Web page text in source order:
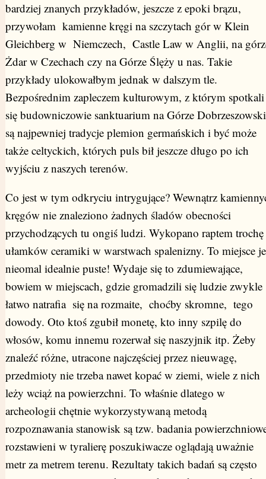
bardziej znanych przykładów, jeszcze z epoki brązu,
przywołam kamienne kręgi na szczytach gór w Klein
Gleichberg w Niemczech, Castle Law w Anglii, na
Żdar w Czechach czy na Górze Ślęży u nas. Takie
przykłady ulokowałbym jednak w dalszym tle.
Bezpośrednim zapleczem kulturowym, z którym spotkali
się budowniczowie sanktuarium na Górze
są najpewniej tradycje plemion germańskich i być może
także celtyckich, których puls bił jeszcze długo po ich
wyjściu z naszych terenów.
Co jest w tym odkryciu intrygujące? Wewnątrz
kręgów nie znaleziono żadnych śladów obecności
przychodzących tu ongiś ludzi. Wykopano raptem trochę
ułamków ceramiki w warstwach spalenizny. To miejsce
nieomal idealnie puste! Wydaje się to zdumiewające,
bowiem w miejscach, gdzie gromadzili się ludzie zwykle
łatwo natrafia się na rozmaite, choćby skromne, tego
dowody. Oto ktoś zgubił monetę, kto inny szpilę do
włosów, komu innemu rozerwał się naszyjnik itp. Żeby
znaleźć różne, utracone najczęściej przez nieuwagę,
przedmioty nie trzeba nawet kopać w ziemi, wiele z nich
leży wciąż na powierzchni. To właśnie dlatego w
archeologii chętnie wykorzystywaną metodą
rozpoznawania stanowisk są tzw. badania
rozstawieni w tyralierę poszukiwacze oglądają uważnie
metr za metrem terenu. Rezultaty takich badań są często